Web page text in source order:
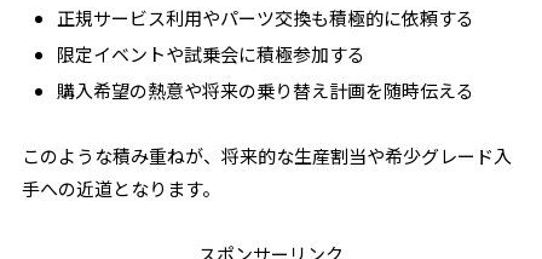
正規サービス利用やパーツ交換も積極的に依頼する
限定イベントや試乗会に積極参加する
購入希望の熱意や将来の乗り替え計画を随時伝える
このような積み重ねが、将来的な生産割当や希少グレード入
手への近道となります。